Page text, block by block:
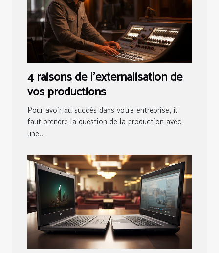
4 raisons de l'externalisation de
vos productions
Pour avoir du succès dans votre entreprise, il
faut prendre la question de la production avec
une...